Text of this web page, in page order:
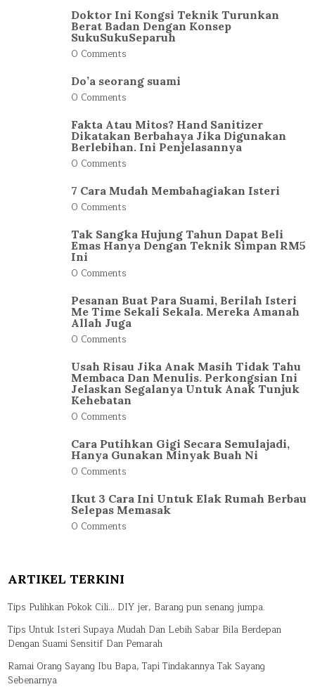
Doktor Ini Kongsi Teknik Turunkan
Berat Badan Dengan Konsep
SukuSukuSeparuh
0 Comments
Do’a seorang suami
0 Comments
Fakta Atau Mitos? Hand Sanitizer
Dikatakan Berbahaya Jika Digunakan
Berlebihan. Ini Penjelasannya
0 Comments
7 Cara Mudah Membahagiakan Isteri
0 Comments
Tak Sangka Hujung Tahun Dapat Beli
Emas Hanya Dengan Teknik Simpan RM5
Ini
0 Comments
Pesanan Buat Para Suami, Berilah Isteri
Me Time Sekali Sekala. Mereka Amanah
Allah Juga
0 Comments
Usah Risau Jika Anak Masih Tidak Tahu
Membaca Dan Menulis. Perkongsian Ini
Jelaskan Segalanya Untuk Anak Tunjuk
Kehebatan
0 Comments
Cara Putihkan Gigi Secara Semulajadi,
Hanya Gunakan Minyak Buah Ni
0 Comments
Ikut 3 Cara Ini Untuk Elak Rumah Berbau
Selepas Memasak
0 Comments
ARTIKEL TERKINI
Tips Pulihkan Pokok Cili… DIY jer, Barang pun senang jumpa.
Tips Untuk Isteri Supaya Mudah Dan Lebih Sabar Bila Berdepan
Dengan Suami Sensitif Dan Pemarah
Ramai Orang Sayang Ibu Bapa, Tapi Tindakannya Tak Sayang
Sebenarnya